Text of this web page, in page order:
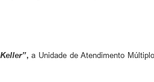
,a Unidade de Atendimento